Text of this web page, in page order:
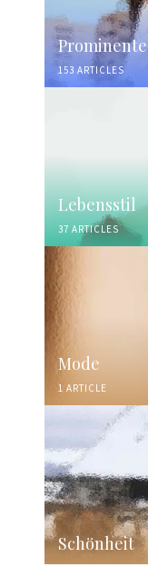
Prominente
153 ARTICLES
Lebensstil
37 ARTICLES
Mode
1 ARTICLE
Schönheit